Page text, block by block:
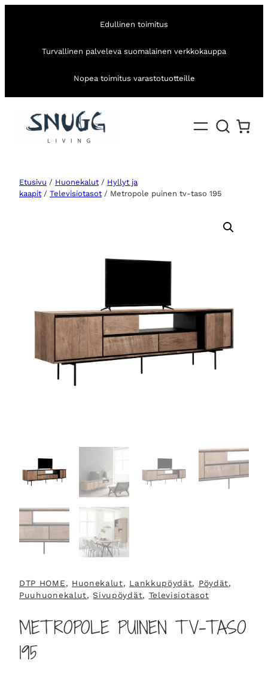
Edullinen toimitus
Turvallinen palveleva suomalainen verkkokauppa
Nopea toimitus varastotuotteille
Etusivu / Huonekalut / Hyllyt ja
kaapit / Televisiotasot / Metropole puinen tv-taso 195
DTP HOME, Huonekalut, Lankkupöydät, Pöydät
Puuhuonekalut, Sivupöydät, Televisiotasot
METROPOLE PUINEN TV-TASO
195